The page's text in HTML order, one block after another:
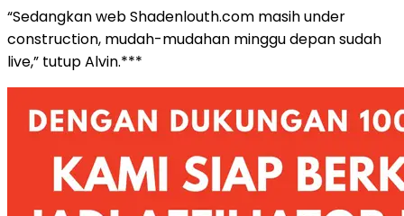
“Sedangkan web Shadenlouth.com masih under
construction, mudah-mudahan minggu depan sudah
live,” tutup Alvin.***